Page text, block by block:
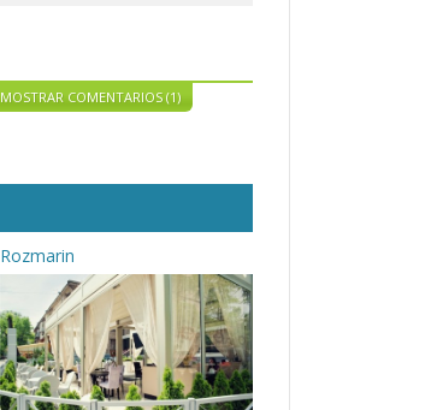
MOSTRAR COMENTARIOS (1)
Rozmarin